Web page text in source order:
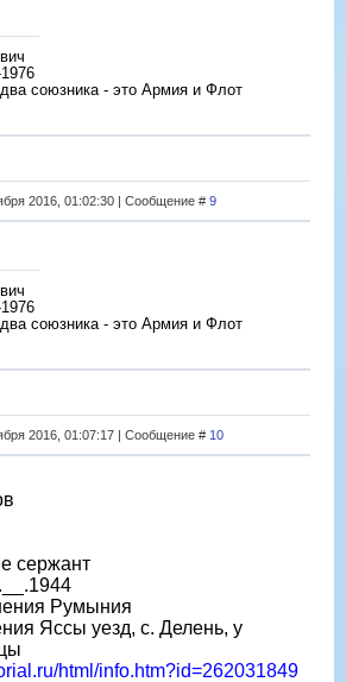
союзника - это Армия и Флот
2016, 01:02:30 | Сообщение # 9
союзника - это Армия и Флот
2016, 01:07:17 | Сообщение # 10
сержант
Румыния
Яссы уезд, с. Делень, у
html/info.htm?id=262031849